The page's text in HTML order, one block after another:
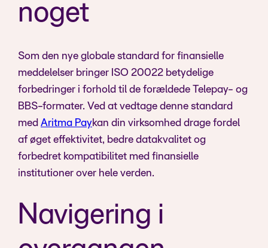
noget
Som den nye globale standard for finansielle
meddelelser bringer ISO 20022 betydelige
forbedringer i forhold til de forældede Telepay- og
BBS-formater. Ved at vedtage denne standard
med Aritma Paykan din virksomhed drage fordel
af øget effektivitet, bedre datakvalitet og
forbedret kompatibilitet med finansielle
institutioner over hele verden.
Navigering i